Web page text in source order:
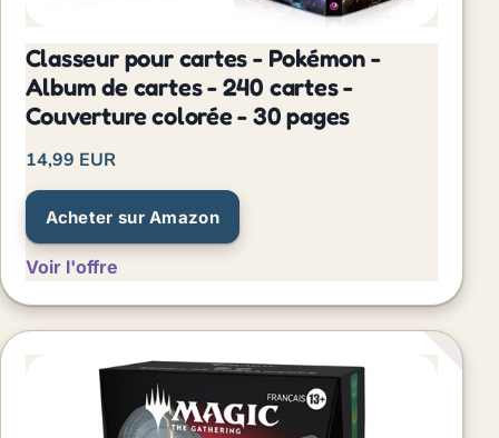
Classeur pour cartes - Pokémon -
Album de cartes - 240 cartes -
Couverture colorée - 30 pages
14,99 EUR
Acheter sur Amazon
Voir l'offre